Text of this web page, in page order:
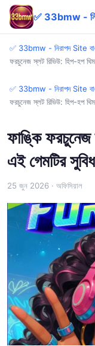
✅ 33bmw - নিরাপদ Site
ফরচুনেজ স্লট রিভিউ: হিপ-হপ
✅ 33bmw - নিরাপদ Site
ফরচুনেজ স্লট রিভিউ: হিপ-হপ
ফাঙ্কি
এই গেমটির
25 জুন 2026 · অফিসিয়াল